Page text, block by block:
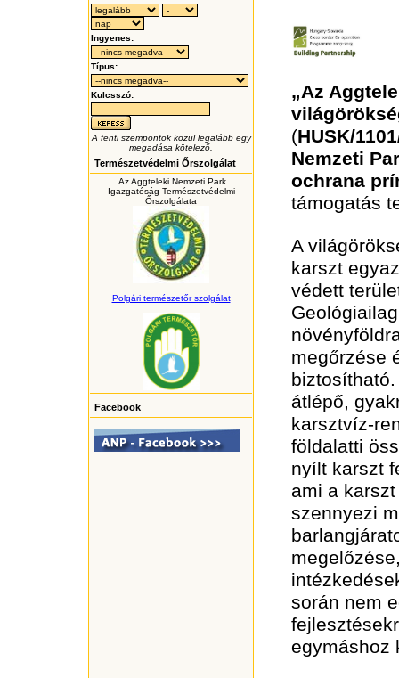
Ingyenes:
Típus:
Kulcsszó:
A fenti szempontok közül legalább egy
megadása kötelező.
Természetvédelmi Őrszolgálat
Az Aggteleki Nemzeti Park
Igazgatóság Természetvédelmi
Őrszolgálata
Polgári természetőr szolgálat
Facebook
„Az
(HUSK/
Nemzeti
ochrana
támogatás
A
karszt
védett
megőrzése
átlépő,
karsztvíz-
földalatti
nyílt karszt
ami a
szennyezi
során nem
egymáshoz